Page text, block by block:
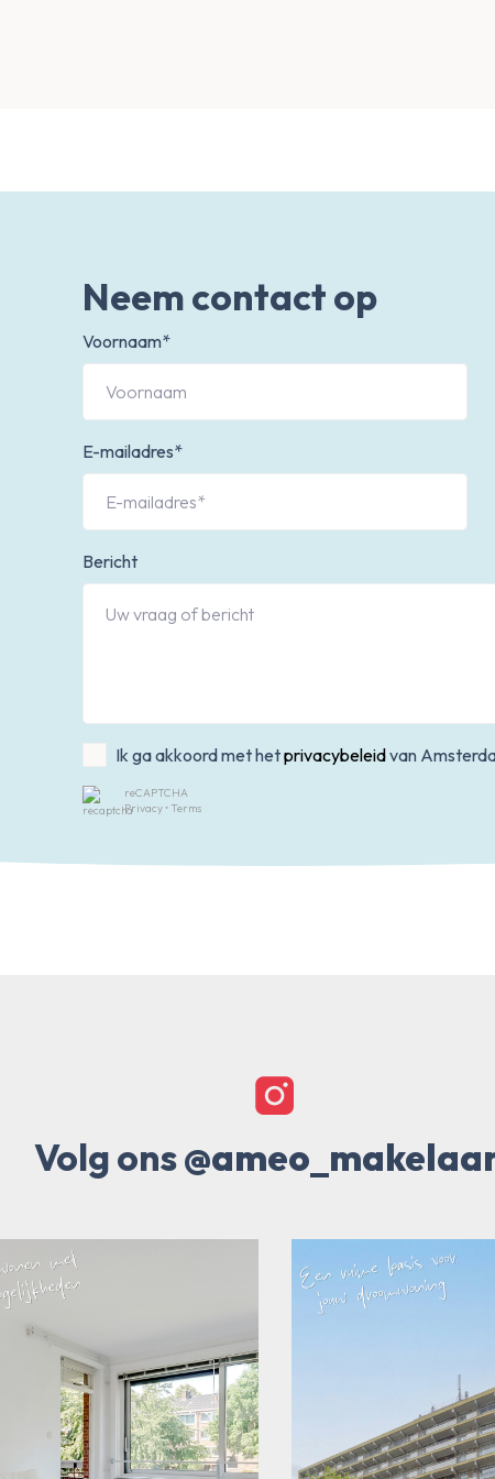
Neem contact op
Voornaam*
E-mailadres*
Bericht
Ik ga akkoord met hetprivacybeleidvan
reCAPTCHA
Privacy• Terms
Volg ons